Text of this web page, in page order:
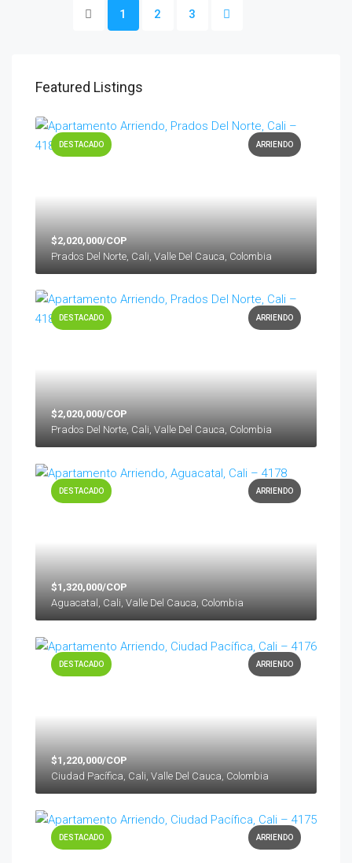
1 2 3
Featured Listings
ARRIENDO
DESTACADO
$2,020,000/COP
Prados Del Norte, Cali, Valle Del Cauca, Colombia
ARRIENDO
DESTACADO
$2,020,000/COP
Prados Del Norte, Cali, Valle Del Cauca, Colombia
ARRIENDO
DESTACADO
$1,320,000/COP
Aguacatal, Cali, Valle Del Cauca, Colombia
ARRIENDO
DESTACADO
$1,220,000/COP
Ciudad Pacífica, Cali, Valle Del Cauca, Colombia
ARRIENDO
DESTACADO